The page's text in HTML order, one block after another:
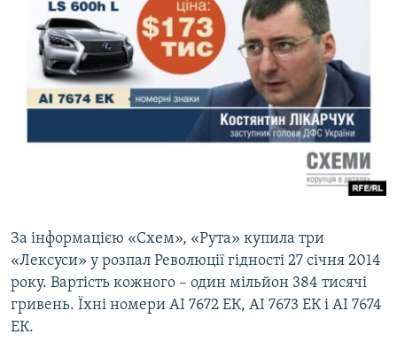
За інформацією «Схем», «Рута» купила три
«Лексуси» у розпал Революції гідності 27 січня 2014
року. Вартість кожного – один мільйон 384 тисячі
гривень. Їхні номери АІ 7672 ЕК, АІ 7673 ЕК і АІ 7674
ЕК.